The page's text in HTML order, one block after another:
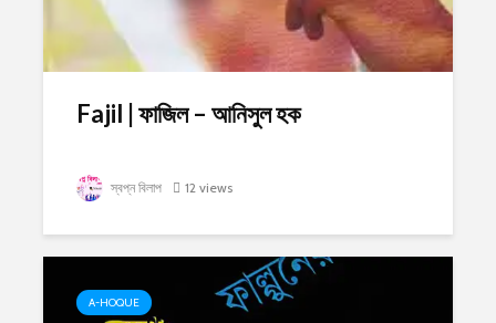
Fajil | ফাজিল – আনিসুল হক
স্বপ্ন বিলাপ 12 views
A-HOQUE